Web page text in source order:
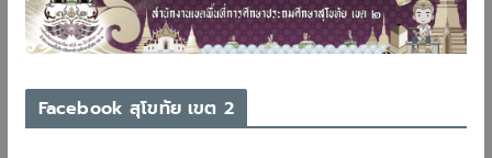
Facebook สุโขทัย เขต 2